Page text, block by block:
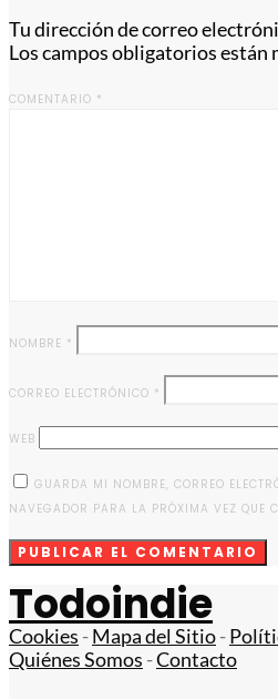
Tu dirección de correo
Los campos obligatorios están
COMENTARIO *
NOMBRE *
CORREO ELECTRÓNICO *
WEB
GUARDA MI NOMBRE, CORREO
NAVEGADOR PARA LA PRÓXIMA VEZ QUE
Todoindie
Cookies -Mapa del Sitio-
Quiénes Somos -Contacto